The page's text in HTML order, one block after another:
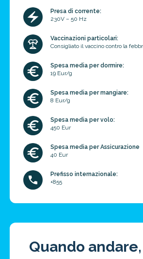
Presa di corrente:
230V – 50 Hz
Vaccinazioni particolari:
Consigliato il vaccino contro la
Spesa media per dormire:
19 Eur/g
Spesa media per mangiare:
8 Eur/g
Spesa media per volo:
450 Eur
Spesa media per Assicurazione
40 Eur
Prefisso internazionale:
+855
Quando